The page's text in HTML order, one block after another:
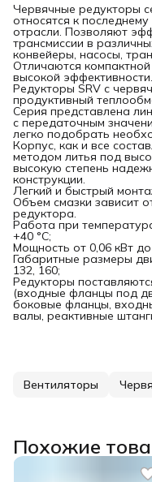
Червячные редукторы
относятся к
отрасли. Позволяют
трансмиссии в
конвейеры, насосы,
Отличаются
высокой эффективности.
Редукторы SRV с
продуктивный
Серия представлена
с передаточным
легко подобрать
Корпус, как и все
методом литья под
высокую степень
конструкции.
Легкий и быстрый
Объем смазки зависит
редуктора.
Работа при
+40 °C;
Мощность от 0,06 кВт до
Габаритные размеры
132, 160;
Редукторы
(входные фланцы под
боковые фланцы,
валы, реактивные
Вентиляторы
Похожие